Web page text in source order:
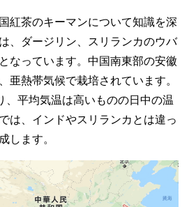
紅茶のキーマンについて知識を深
、ダージリン、スリランカのウバ
なっています。中国南東部の安徽
亜熱帯気候で栽培されています。
、平均気温は高いものの日中の温
は、インドやスリランカとは違っ
します。